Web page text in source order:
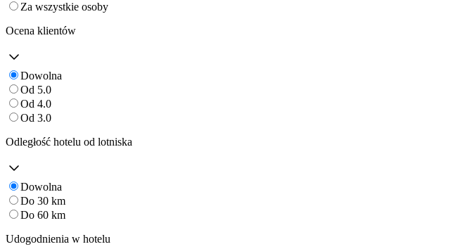
Za wszystkie osoby
Ocena klientów
Dowolna
Od 5.0
Od 4.0
Od 3.0
Odległość hotelu od lotniska
Dowolna
Do 30 km
Do 60 km
Udogodnienia w hotelu